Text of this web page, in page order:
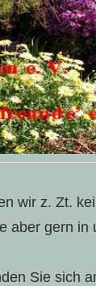
wir z. Zt.
aber gern in
Sie sich